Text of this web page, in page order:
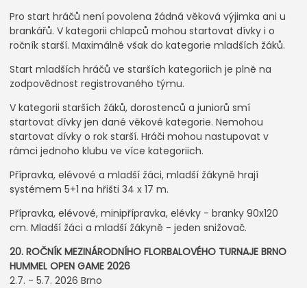
Pro start hráčů není povolena žádná věková výjimka ani u
brankářů. V kategorii chlapců mohou startovat dívky i o
ročník starší. Maximálně však do kategorie mladších žáků.
Start mladších hráčů ve starších kategoriich je plně na
zodpovědnost registrovaného týmu.
V kategorii starších žáků, dorostenců a juniorů smí
startovat dívky jen dané věkové kategorie. Nemohou
startovat dívky o rok starší. Hráči mohou nastupovat v
rámci jednoho klubu ve více kategoriich.
Přípravka, elévové a mladší žáci, mladší žákyně hrají
systémem 5+1 na hřišti 34 x 17 m.
Přípravka, elévové, minipřípravka, elévky - branky 90x120
cm. Mladší žáci a mladší žákyně - jeden snižovač.
20. ROČNÍK MEZINÁRODNÍHO FLORBALOVÉHO TURNAJE BRNO
HUMMEL OPEN GAME 2026
2.7. - 5.7. 2026 Brno